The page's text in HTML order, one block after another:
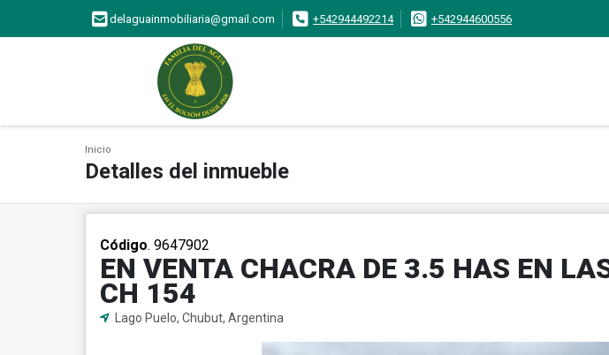
delaguainmobiliaria@gmail.com +542944492214 +542944600556
Inicio
Detalles del inmueble
Código. 9647902
EN VENTA CHACRA DE 3.5 HAS EN
CH 154
Lago Puelo, Chubut, Argentina